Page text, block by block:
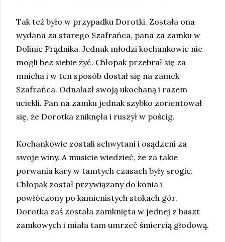
Tak też było w przypadku Dorotki. Została ona
wydana za starego Szafrańca, pana za zamku w
Dolinie Prądnika. Jednak młodzi kochankowie nie
mogli bez siebie żyć. Chłopak przebrał się za
mnicha i w ten sposób dostał się na zamek
Szafrańca. Odnalazł swoją ukochaną i razem
uciekli. Pan na zamku jednak szybko zorientował
się, że Dorotka zniknęła i ruszył w pościg.
Kochankowie zostali schwytani i osądzeni za
swoje winy. A musicie wiedzieć, że za takie
porwania kary w tamtych czasach były srogie.
Chłopak został przywiązany do konia i
powłóczony po kamienistych stokach gór.
Dorotka zaś została zamknięta w jednej z baszt
zamkowych i miała tam umrzeć śmiercią głodową.